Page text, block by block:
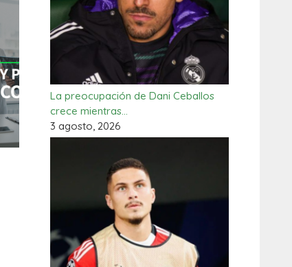
La preocupación de Dani Ceballos
crece mientras…
3 agosto, 2026